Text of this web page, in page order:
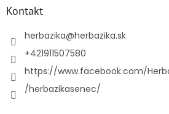
Kontakt
herbazika@herbazika.sk
+421911507580
https://www.facebook.com/
/herbazikasenec/